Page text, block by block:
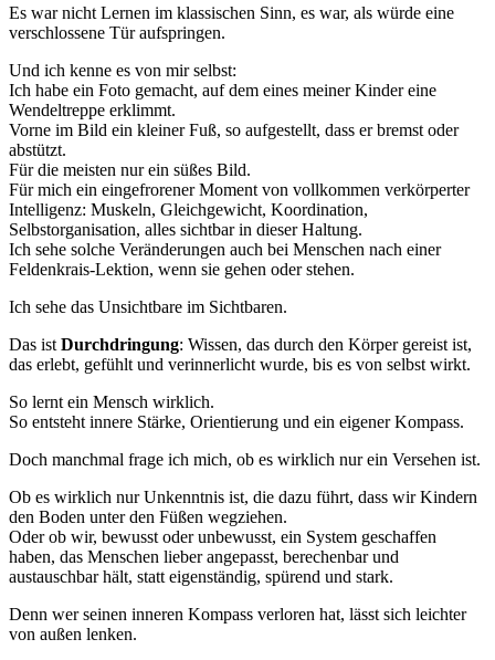
Es war nicht Lernen im klassischen Sinn, es war, als würde eine
verschlossene Tür aufspringen.
Und ich kenne es von mir selbst:
Ich habe ein Foto gemacht, auf dem eines meiner Kinder eine
Wendeltreppe erklimmt.
Vorne im Bild ein kleiner Fuß, so aufgestellt, dass er bremst oder
abstützt.
Für die meisten nur ein süßes Bild.
Für mich ein eingefrorener Moment von vollkommen verkörperter
Intelligenz: Muskeln, Gleichgewicht, Koordination,
Selbstorganisation, alles sichtbar in dieser Haltung.
Ich sehe solche Veränderungen auch bei Menschen nach einer
Feldenkrais-Lektion, wenn sie gehen oder stehen.
Ich sehe das Unsichtbare im Sichtbaren.
Das ist Durchdringung: Wissen, das durch den Körper gereist ist,
das erlebt, gefühlt und verinnerlicht wurde, bis es von selbst wirkt.
So lernt ein Mensch wirklich.
So entsteht innere Stärke, Orientierung und ein eigener Kompass.
Doch manchmal frage ich mich, ob es wirklich nur ein Versehen ist.
Ob es wirklich nur Unkenntnis ist, die dazu führt, dass wir Kindern
den Boden unter den Füßen wegziehen.
Oder ob wir, bewusst oder unbewusst, ein System geschaffen
haben, das Menschen lieber angepasst, berechenbar und
austauschbar hält, statt eigenständig, spürend und stark.
Denn wer seinen inneren Kompass verloren hat, lässt sich leichter
von außen lenken.